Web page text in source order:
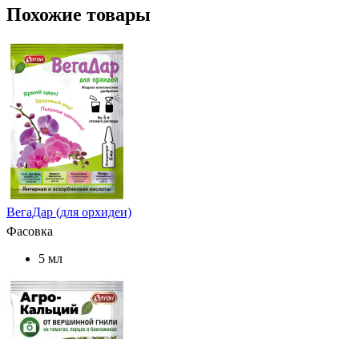
Похожие товары
ВегаДар (для орхидеи)
Фасовка
5 мл